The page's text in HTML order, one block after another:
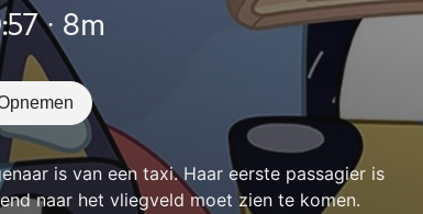
‧ 8m
is van een taxi. Haar eerste passagier is
naar het vliegveld moet zien te komen.